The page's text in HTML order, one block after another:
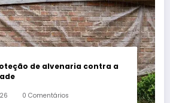
de alvenaria contra a
0 Comentários